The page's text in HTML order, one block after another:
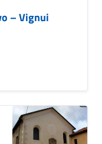
– Vignui